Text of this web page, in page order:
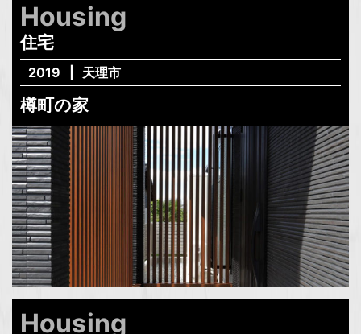
Housing
住宅
2019 天理市
樽町の家
Housing